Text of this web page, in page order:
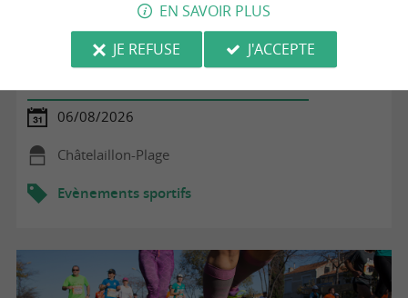
Lectures en herbe
06/08/2026
Châtelaillon-Plage
Evènements sportifs
EN SAVOIR PLUS
JE REFUSE
J'ACCEPTE